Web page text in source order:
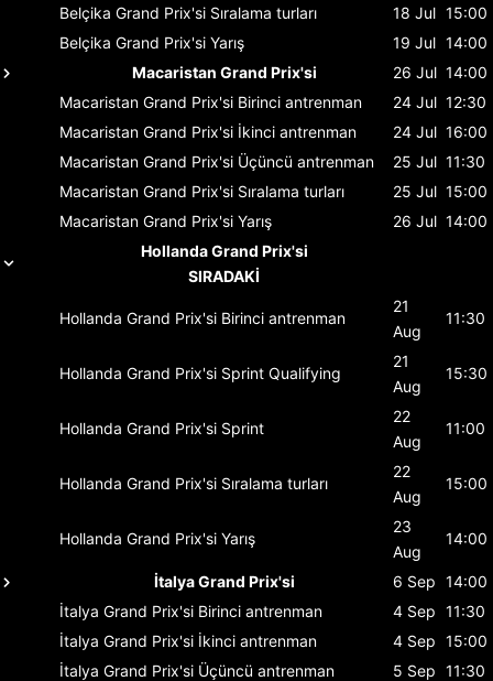
Belçika Grand Prix'si Sıralama turları 18 Jul 15:00
Belçika Grand Prix'si Yarış 19 Jul 14:00
Macaristan Grand Prix'si
26 Jul 14:00
Macaristan Grand Prix'si Birinci antrenman 24 Jul 12:30
Macaristan Grand Prix'si İkinci antrenman 24 Jul 16:00
Macaristan Grand Prix'si Üçüncü antrenman 25 Jul 11:30
Macaristan Grand Prix'si Sıralama turları 25 Jul 15:00
Macaristan Grand Prix'si Yarış 26 Jul 14:00
Hollanda Grand Prix'si
SIRADAKİ
Hollanda Grand Prix'si Birinci antrenman
21
Aug
11:30
Hollanda Grand Prix'si Sprint Qualifying
21
Aug
15:30
Hollanda Grand Prix'si Sprint
22
Aug
11:00
Hollanda Grand Prix'si Sıralama turları
22
Aug
15:00
Hollanda Grand Prix'si Yarış
23
Aug
14:00
İtalya Grand Prix'si 6 Sep 14:00
İtalya Grand Prix'si Birinci antrenman 4 Sep 11:30
İtalya Grand Prix'si İkinci antrenman 4 Sep 15:00
İtalya Grand Prix'si Üçüncü antrenman 5 Sep 11:30